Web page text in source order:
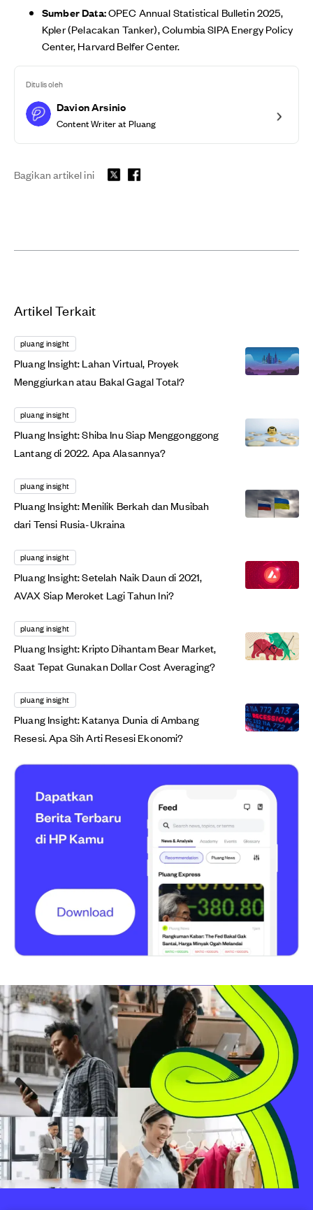
Sumber Data:OPEC Annual Statistical Bulletin 2025,
Kpler (Pelacakan Tanker), Columbia SIPA Energy Policy
Center, Harvard Belfer Center.
Ditulis oleh
Davion Arsinio
Content Writer at Pluang
Bagikan artikel ini
Artikel Terkait
pluang insight
Pluang Insight: Lahan Virtual, Proyek
Menggiurkan atau Bakal Gagal Total?
pluang insight
Pluang Insight: Shiba Inu Siap Menggonggong
Lantang di 2022. Apa Alasannya?
pluang insight
Pluang Insight: Menilik Berkah dan Musibah
dari Tensi Rusia-Ukraina
pluang insight
Pluang Insight: Setelah Naik Daun di 2021,
AVAX Siap Meroket Lagi Tahun Ini?
pluang insight
Pluang Insight: Kripto Dihantam Bear Market,
Saat Tepat Gunakan Dollar Cost Averaging?
pluang insight
Pluang Insight: Katanya Dunia di Ambang
Resesi. Apa Sih Arti Resesi Ekonomi?